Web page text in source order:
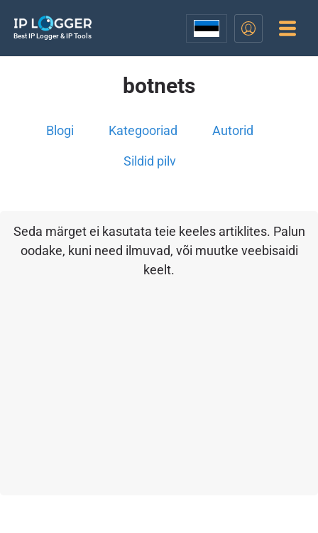
Best IP Logger & IP Tools
botnets
Blogi Kategooriad Autorid
Sildid pilv